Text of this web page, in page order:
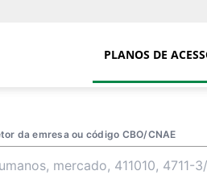
PLANOS DE
da emresa ou código CBO/CNAE